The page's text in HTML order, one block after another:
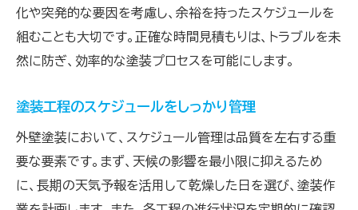
化や突発的な要因を考慮し、余裕を持ったスケジュールを
組むことも大切です。正確な時間見積もりは、トラブルを未
然に防ぎ、効率的な塗装プロセスを可能にします。
塗装工程のスケジュールをしっかり管理
外壁塗装において、スケジュール管理は品質を左右する重
要な要素です。まず、天候の影響を最小限に抑えるため
に、長期の天気予報を活用して乾燥した日を選び、塗装作